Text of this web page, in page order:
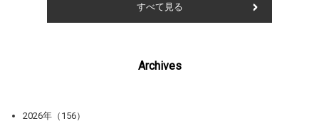
すべて見る
Archives
2026年（156）